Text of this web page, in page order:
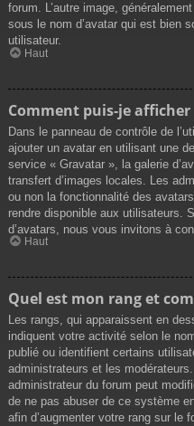
forum. L’autre image,
sous le nom d’avatar qui est bien
utilisateur.
Haut
Comment puis-je
Dans le panneau de contrôle de
ajouter un avatar en utilisant une
service « Gravatar », la galerie
transfert d’images locales. Les
ou non la fonctionnalité des
rendre disponible aux utilisateurs.
d’avatars, nous vous invitons à
Haut
Quel est mon rang et
Les rangs, qui apparaissent en
indiquent votre activité selon le
publié ou identifient certains
administrateurs et les
administrateur du forum peut
de ne pas abuser de ce système
afin d’augmenter votre rang sur le